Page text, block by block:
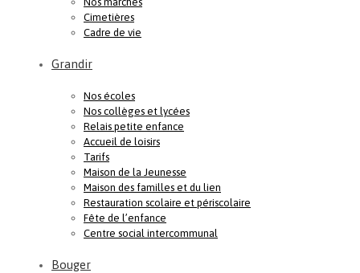
Cimetières
Cadre de vie
Grandir
Nos écoles
Nos collèges et lycées
Relais petite enfance
Accueil de loisirs
Tarifs
Maison de la Jeunesse
Maison des familles et du lien
Restauration scolaire et périscolaire
Fête de l’enfance
Centre social intercommunal
Bouger